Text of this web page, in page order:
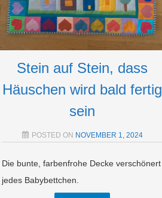
Stein auf Stein, dass
Häuschen wird bald fertig
sein
POSTED ON NOVEMBER 1, 2024
Die bunte, farbenfrohe Decke verschönert
jedes Babybettchen.